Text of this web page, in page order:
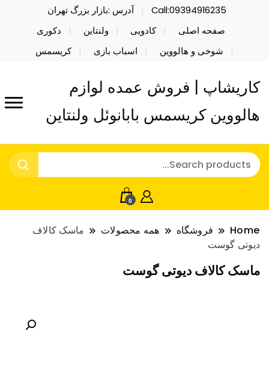
Call:09394916235
آدرس :بازار بزرگ تهران
صفحه اصلی
کادویی ولنتاین
دکوری
شوخی و هالووین
اسباب بازی کریسمس
کاریشاپ | فروش عمده لوازم
هالووین کریسمس بابانوئل ولنتاین
0
Home فروشگاه همه محصولات
ماسک کالاف
دیوتی گوست
ماسک کالاف دیوتی گوست